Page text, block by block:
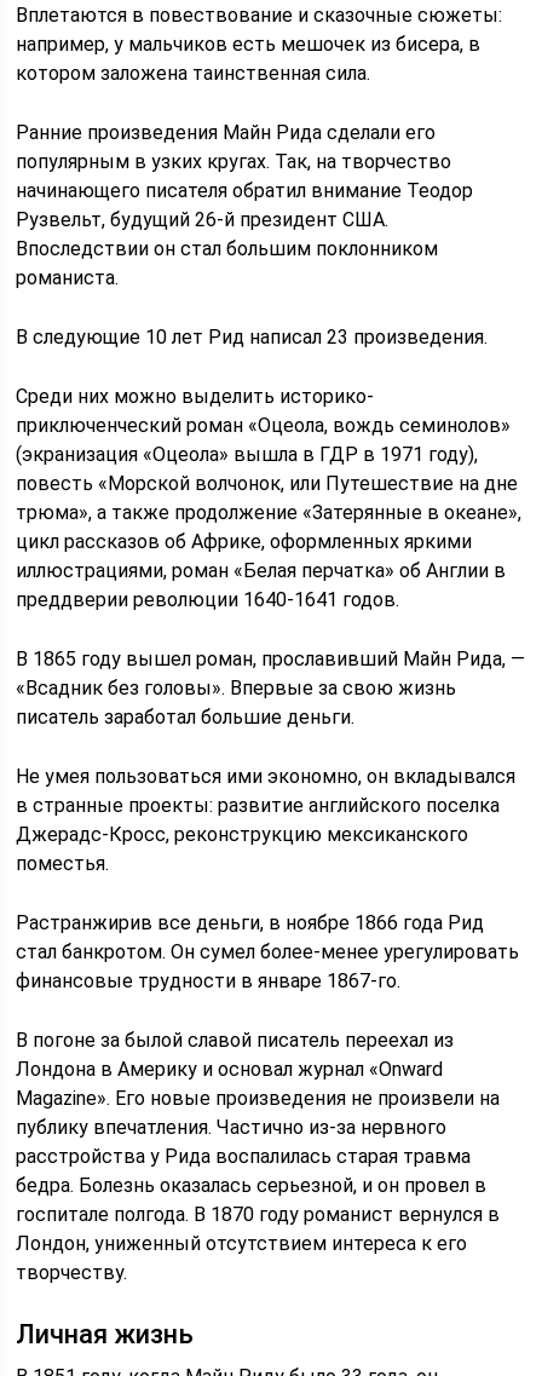
Вплетаются в повествование и сказочные сюжеты:
например, у мальчиков есть мешочек из бисера, в
котором заложена таинственная сила.
Ранние произведения Майн Рида сделали его
популярным в узких кругах. Так, на творчество
начинающего писателя обратил внимание Теодор
Рузвельт, будущий 26-й президент США.
Впоследствии он стал большим поклонником
романиста.
В следующие 10 лет Рид написал 23 произведения.
Среди них можно выделить историко-
приключенческий роман «Оцеола, вождь семинолов»
(экранизация «Оцеола» вышла в ГДР в 1971 году),
повесть «Морской волчонок, или Путешествие на дне
трюма», а также продолжение «Затерянные в океане»,
цикл рассказов об Африке, оформленных яркими
иллюстрациями, роман «Белая перчатка» об Англии в
преддверии революции 1640-1641 годов.
В 1865 году вышел роман, прославивший Майн Рида, —
«Всадник без головы». Впервые за свою жизнь
писатель заработал большие деньги.
Не умея пользоваться ими экономно, он вкладывался
в странные проекты: развитие английского поселка
Джерадс-Кросс, реконструкцию мексиканского
поместья.
Растранжирив все деньги, в ноябре 1866 года Рид
стал банкротом. Он сумел более-менее урегулировать
финансовые трудности в январе 1867-го.
В погоне за былой славой писатель переехал из
Лондона в Америку и основал журнал «Onward
Magazine». Его новые произведения не произвели на
публику впечатления. Частично из-за нервного
расстройства у Рида воспалилась старая травма
бедра. Болезнь оказалась серьезной, и он провел в
госпитале полгода. В 1870 году романист вернулся в
Лондон, униженный отсутствием интереса к его
творчеству.
Личная жизнь